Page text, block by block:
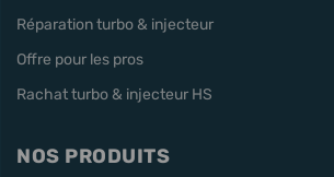
Réparation turbo & injecteur
Offre pour les pros
Rachat turbo & injecteur HS
NOS PRODUITS